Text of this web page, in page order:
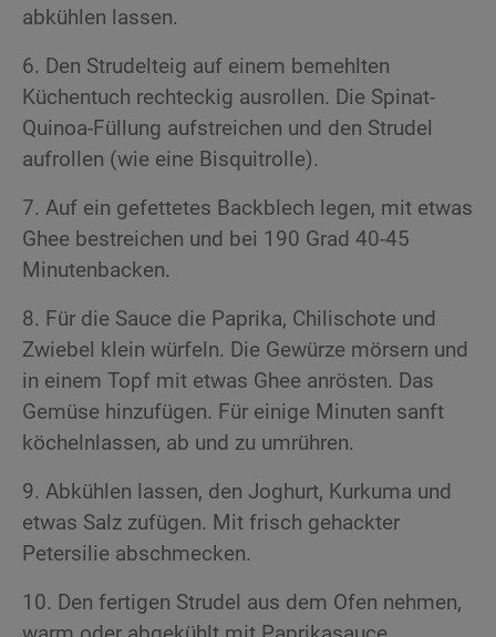
abkühlen lassen.
6. Den Strudelteig auf einem bemehlten
Küchentuch rechteckig ausrollen. Die Spinat-
Quinoa-Füllung aufstreichen und den Strudel
aufrollen (wie eine Bisquitrolle).
7. Auf ein gefettetes Backblech legen, mit etwas
Ghee bestreichen und bei 190 Grad 40-45
Minutenbacken.
8. Für die Sauce die Paprika, Chilischote und
Zwiebel klein würfeln. Die Gewürze mörsern und
in einem Topf mit etwas Ghee anrösten. Das
Gemüse hinzufügen. Für einige Minuten sanft
köchelnlassen, ab und zu umrühren.
9. Abkühlen lassen, den Joghurt, Kurkuma und
etwas Salz zufügen. Mit frisch gehackter
Petersilie abschmecken.
10. Den fertigen Strudel aus dem Ofen nehmen,